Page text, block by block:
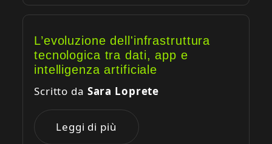
L’evoluzione dell'infrastruttura
tecnologica tra dati, app e
intelligenza artificiale
Scritto da Sara Loprete
Leggi di più